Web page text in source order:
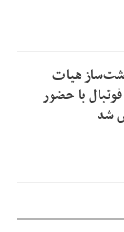
هیات
با حضور
شد